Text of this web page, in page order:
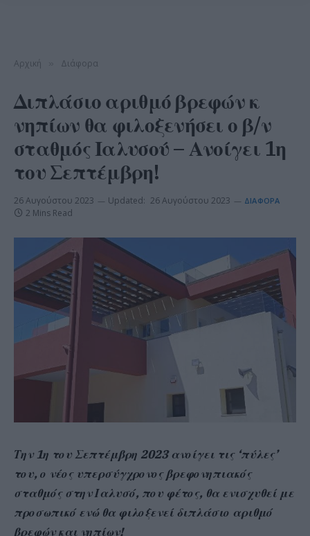
Αρχική Διάφορα
Διπλάσιο αριθμό βρεφών κ
νηπίων θα φιλοξενήσει ο β/ν
σταθμός Ιαλυσού – Ανοίγει 1η
του Σεπτέμβρη!
26 Αυγούστου 2023 Updated: 26 Αυγούστου 2023 ΔΙΆΦΟΡΑ
2 Mins Read
Την 1η του Σεπτέμβρη 2023 ανοίγει τις ‘πύλες’
του, ο νέος υπερσύγχρονος βρεφονηπιακός
σταθμός στην Ιαλυσό, που φέτος, θα ενισχυθεί με
προσωπικό ενώ θα φιλοξενεί διπλάσιο αριθμό
βρεφών και νηπίων!